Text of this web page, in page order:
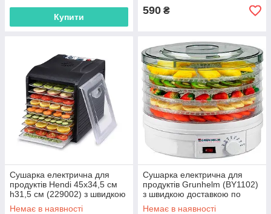
Купити
590 ₴
Сушарка електрична для
продуктів Hendi 45х34,5 см
h31,5 см (229002) з швидкою
доставкою по Україні
Немає в наявності
Сушарка електрична для
продуктів Grunhelm (BY1102)
з швидкою доставкою по
Україні
Немає в наявності